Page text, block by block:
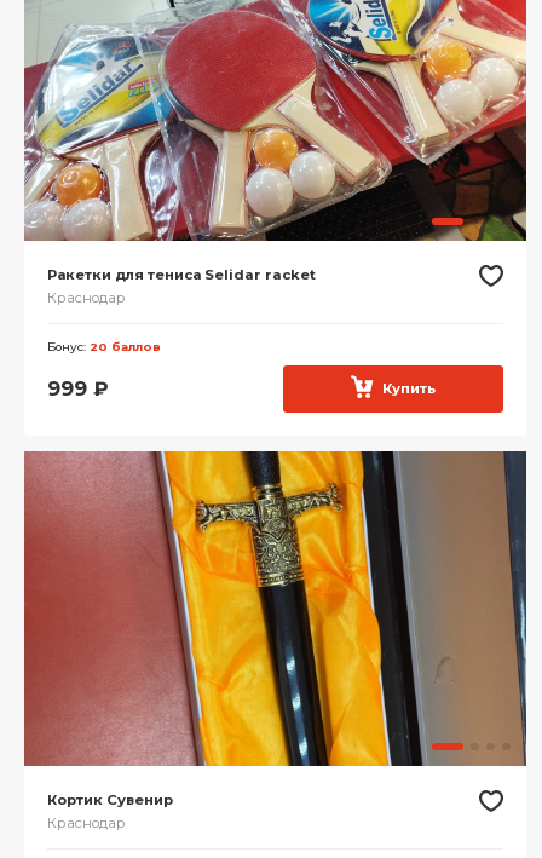
Ракетки для тениса Selidar racket
Краснодар
Бонус: 20 баллов
999 ₽ Купить
Кортик Сувенир
Краснодар